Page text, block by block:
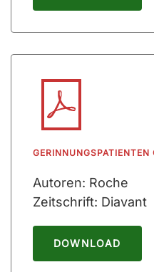
Autoren: Roche
Zeitschrift: Diavant
DOWNLOAD